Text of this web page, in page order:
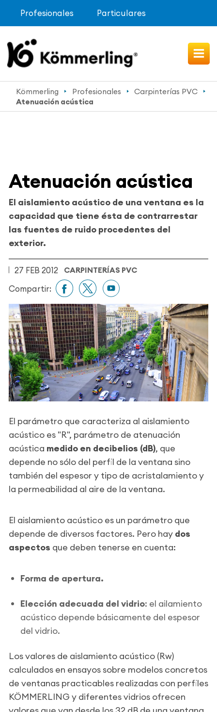
Profesionales Particulares
Kömmerling Profesionales
Carpinterías PVC
Atenuación acústica
Atenuación acústica
El aislamiento acústico de una ventana es la
capacidad que tiene ésta de contrarrestar
las fuentes de ruido procedentes del
exterior.
27 FEB 2012 CARPINTERÍAS PVC
Compartir:
El parámetro que caracteriza al aislamiento
acústico es "R", parámetro de atenuación
acústica medido en decibelios (dB), que
depende no sólo del perfil de la ventana sino
también del espesor y tipo de acristalamiento y
la permeabilidad al aire de la ventana.
El aislamiento acústico es un parámetro que
depende de diversos factores. Pero hay dos
aspectos que deben tenerse en cuenta:
Forma de apertura.
Elección adecuada del vidrio: el ailamiento
acústico depende básicamente del espesor
del vidrio.
Los valores de aislamiento acústico (Rw)
calculados en ensayos sobre modelos concretos
de ventanas practicables realizadas con perfiles
KÖMMERLING y diferentes vidrios ofrecen